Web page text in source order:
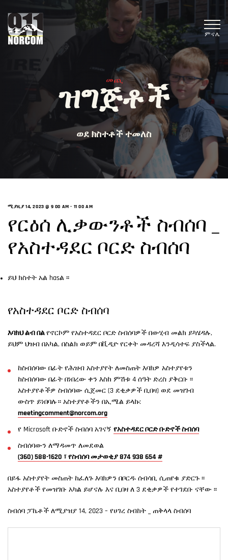
ምናሌ
መጪ
ዝግጅቶች
ወደ ክስተቶች ተመለስ
ሚያዚያ 14, 2023 @ 9 00 AM - 11 00 AM
የርዕሰ ሊቃውንቶች ስብሰባ _
የአስተዳደር ቦርድ ስብሰባ
ይህ ክስተት አል hasል ፡፡
የአስተዳደር ቦርድ ስብሰባ
እባክህ ልብ በል የኖርኮም የአስተዳደር ቦርድ ስብሰባዎች በውሂብ መልክ ይካሄዳሉ,
ይህም ህዝብ በአካል, በስልክ ወይም በቪዲዮ የርቀት መዳረሻ እንዲሳተፍ ያስችላል.
ከስብሰባው በፊት የሕዝብ አስተያየት ለመስጠት እባክዎ አስተያየቱን
ከስብሰባው በፊት በነበረው ቀን እስከ ምሽቱ 4 ሰዓት ድረስ ያቅርቡ ፡፡
አስተያየቶችዎ ስብሰባው ሲጀመር (3 ደቂቃዎች ቢበዛ) ወደ መዝገብ
ውስጥ ይነበባሉ። አስተያየቶችን በኢሜል ይላኩ:
meetingcomment@norcom.org
የ Microsoft ቡድኖች ስብሰባ አገናኝ የአስተዳደር ቦርድ ቡድኖች ስብሰባ
ስብሰባውን ለማዳመጥ ለመደወል
(360) 588-1620 ፣ የስብሰባ መታወቂያ 874 938 654 #
በይፋ አስተያየት መስጠት ከፈለጉ እባክዎን በቦርዱ ሰብሳቢ ሲጠየቁ ያድርጉ ፡፡
አስተያየቶች የመዝገቡ አካል ይሆናሉ እና ቢበዛ ለ 3 ደቂቃዎች የተገደቡ ናቸው ፡፡
ስብሰባ ፓኬቶች ለሚያዝያ 14, 2023 – የሀገረ ስብከት _ ጠቅላላ ስብሰባ